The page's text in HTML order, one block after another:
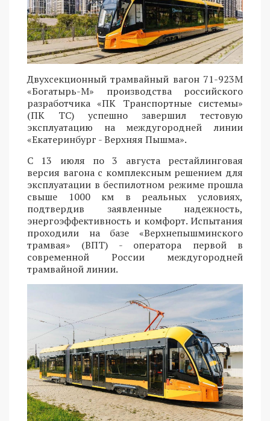
Двухсекционный трамвайный вагон 71-923М
«Богатырь-М» производства российского
разработчика «ПК Транспортные системы»
(ПК ТС) успешно завершил тестовую
эксплуатацию на междугородней линии
«Екатеринбург - Верхняя Пышма».
С 13 июля по 3 августа рестайлинговая
версия вагона с комплексным решением для
эксплуатации в беспилотном режиме прошла
свыше 1000 км в реальных условиях,
подтвердив заявленные надежность,
энергоэффективность и комфорт. Испытания
проходили на базе «Верхнепышминского
трамвая» (ВПТ) - оператора первой в
современной России междугородней
трамвайной линии.